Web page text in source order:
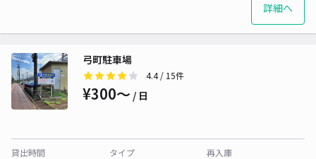
詳細へ
弓町駐車場
4.4/ 15件
¥300〜 / 日
貸出時間
タイプ
再入庫